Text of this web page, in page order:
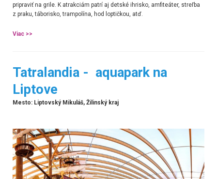
pripraviť na grile. K atrakciám patrí aj detské ihrisko, amfiteáter, streľba
z praku, táborisko, trampolína, hod loptičkou, atď.
Viac>>
Tatralandia - aquapark na
Liptove
Mesto: Liptovský Mikuláš, Žilinský kraj